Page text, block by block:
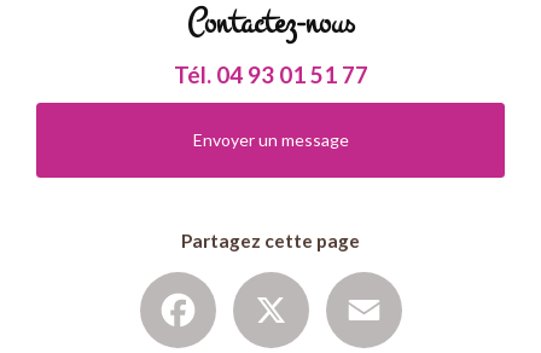
Contactez-nous
Tél. 04 93 01 51 77
Envoyer un message
Partagez cette page
Facebook